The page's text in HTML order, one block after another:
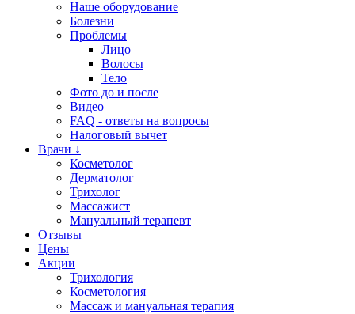
Наше оборудование
Болезни
Проблемы
Лицо
Волосы
Тело
Фото до и после
Видео
FAQ - ответы на вопросы
Налоговый вычет
Врачи ↓
Косметолог
Дерматолог
Трихолог
Массажист
Мануальный терапевт
Отзывы
Цены
Акции
Трихология
Косметология
Массаж и мануальная терапия